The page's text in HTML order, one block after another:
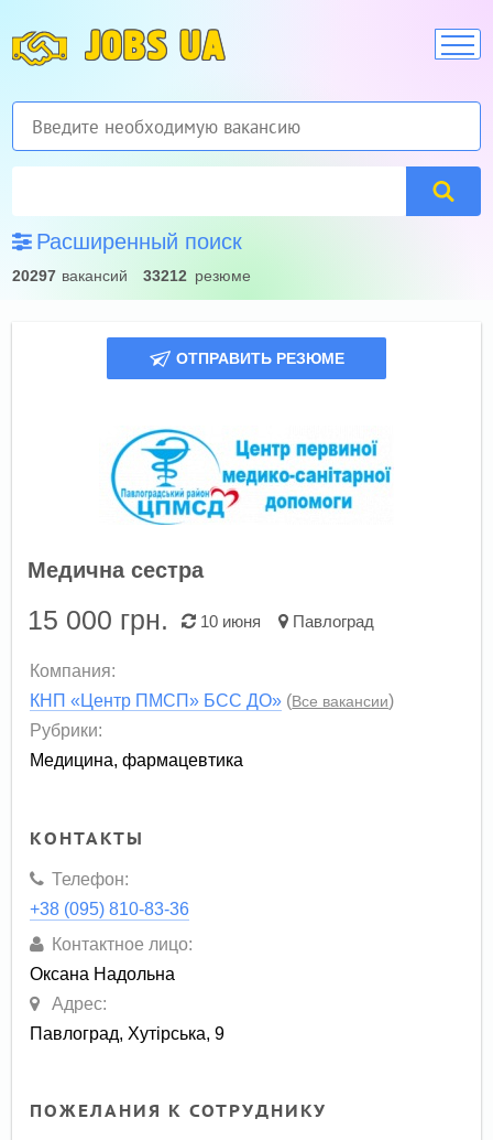
JOBS UA
Расширенный поиск
20297 вакансий 33212 резюме
ОТПРАВИТЬ РЕЗЮМЕ
Медична сестра
15 000 грн. 10 июня Павлоград
Компания:
КНП «Центр ПМСП» БСС ДО» (Все вакансии)
Рубрики:
Медицина, фармацевтика
КОНТАКТЫ
Телефон:
+38 (095) 810-83-36
Контактное лицо:
Оксана Надольна
Адрес:
Павлоград, Хутірська, 9
ПОЖЕЛАНИЯ К СОТРУДНИКУ